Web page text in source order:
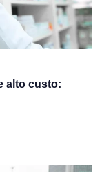
alto custo: